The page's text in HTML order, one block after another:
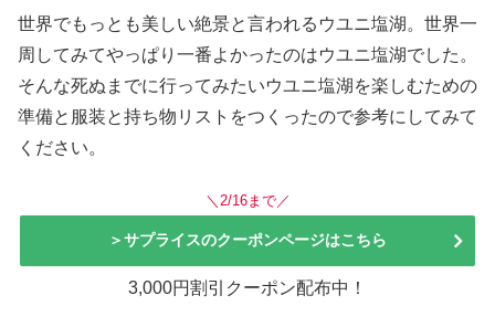
世界でもっとも美しい絶景と言われるウユニ塩湖。世界一
周してみてやっぱり一番よかったのはウユニ塩湖でした。
そんな死ぬまでに行ってみたいウユニ塩湖を楽しむための
準備と服装と持ち物リストをつくったので参考にしてみて
ください。
＼2/16まで／
＞サプライスのクーポンページはこちら
3,000円割引クーポン配布中！